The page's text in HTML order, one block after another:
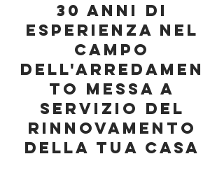
30 ANNI DI
ESPERIENZA NEL
CAMPO
DELL'ARREDAMEN
TO MESSA A
SERVIZIO DEL
RINNOVAMENTO
DELLA TUA CASA